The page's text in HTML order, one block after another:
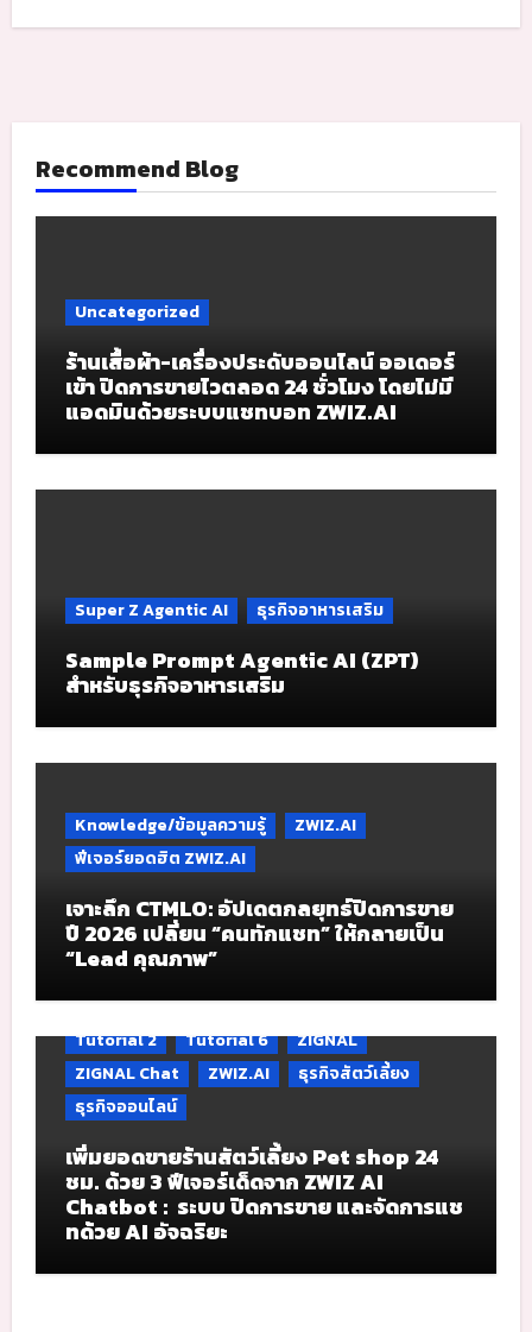
Recommend Blog
Uncategorized
ร้านเสื้อผ้า-เครื่องประดับออนไลน์ ออเดอร์
เข้า ปิดการขายไวตลอด 24 ชั่วโมง โดยไม่มี
แอดมินด้วยระบบแชทบอท ZWIZ.AI
Super Z Agentic AI ธุรกิจอาหารเสริม
Sample Prompt Agentic AI (ZPT)
สำหรับธุรกิจอาหารเสริม
Knowledge/ข้อมูลความรู้
ZWIZ.AI
ฟีเจอร์ยอดฮิต ZWIZ.AI
เจาะลึก CTMLO: อัปเดตกลยุทธ์ปิดการขาย
ปี 2026 เปลี่ยน “คนทักแชท” ให้กลายเป็น
“Lead คุณภาพ”
Tutorial 2 Tutorial 6
ZIGNAL
ZIGNAL Chat
ZWIZ.AI
ธุรกิจสัตว์เลี้ยง
ธุรกิจออนไลน์
เพิ่มยอดขายร้านสัตว์เลี้ยง Pet shop 24
ชม. ด้วย 3 ฟีเจอร์เด็ดจาก ZWIZ AI
Chatbot : ระบบ ปิดการขาย และจัดการแช
ทด้วย AI อัจฉริยะ